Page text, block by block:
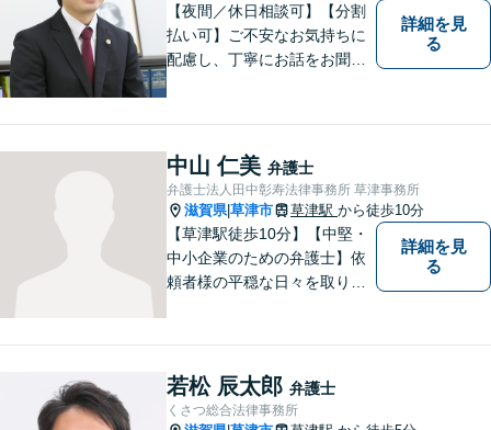
【夜間／休日相談可】【分割
払い可】ご不安なお気持ちに
配慮し、丁寧にお話をお聞き
い合わせください。
詳細を見
る
中山 仁美 弁護士
弁護士法人田中彰寿法律事務所 草津事務所
滋賀県|草津市 草津駅 から徒歩10分
【草津駅徒歩10分】【中堅・
中小企業のための弁護士】依
頼者様の平穏な日々を取り戻
て、スピード感のあるシーム
レスな対応を実現します。
詳細を見
る
若松 辰太郎 弁護士
くさつ総合法律事務所